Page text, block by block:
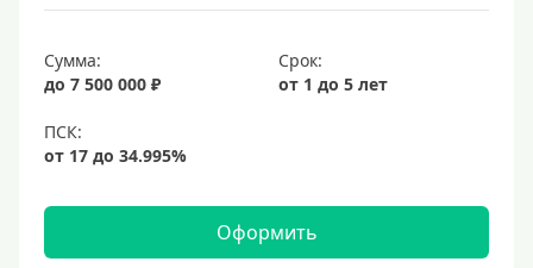
Сумма:
до 7 500 000 ₽
Срок:
от 1 до 5 лет
Оформить